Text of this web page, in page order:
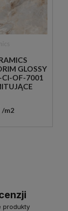
GLOSSY
CI-OF-7001
m2
produkty